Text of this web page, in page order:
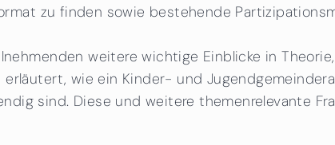
zu finden sowie bestehende
weitere wichtige Einblicke in
wie ein Kinder- und
sind. Diese und weitere themenrelevante